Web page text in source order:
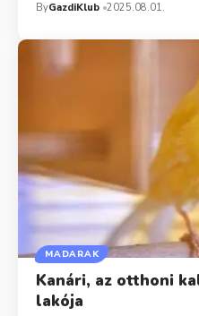
ByGazdiKlub 2025.08.01.
MADARAK
Kanári, az otthoni
lakója